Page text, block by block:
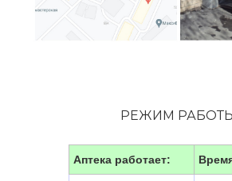
РЕЖИМ
Аптека работает: